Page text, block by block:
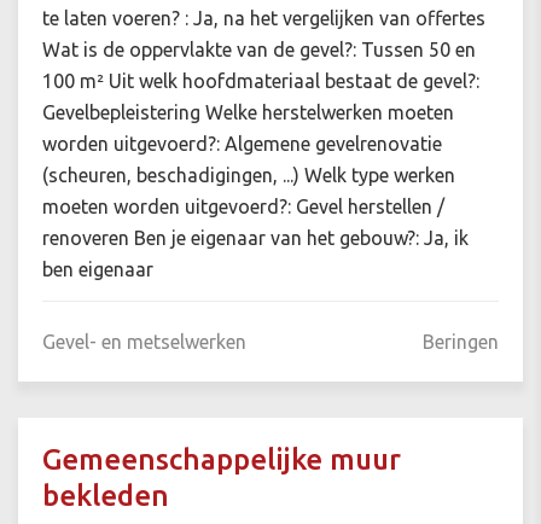
te laten voeren? : Ja, na het vergelijken van offertes
Wat is de oppervlakte van de gevel?: Tussen 50 en
100 m² Uit welk hoofdmateriaal bestaat de gevel?:
Gevelbepleistering Welke herstelwerken moeten
worden uitgevoerd?: Algemene gevelrenovatie
(scheuren, beschadigingen, ...) Welk type werken
moeten worden uitgevoerd?: Gevel herstellen /
renoveren Ben je eigenaar van het gebouw?: Ja, ik
ben eigenaar
Gevel- en metselwerken Beringen
Gemeenschappelijke muur
bekleden